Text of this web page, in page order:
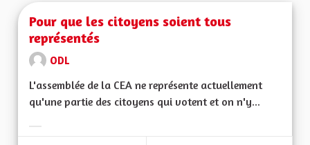
Pour que les citoyens soient tous
représentés
ODL
L'assemblée de la CEA ne représente actuellement
qu'une partie des citoyens qui votent et on n'y...